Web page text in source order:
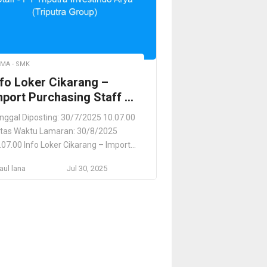
- SMK
Loker Cikarang –
Purchasing Staff –
Triputra Investindo
(Triputra Group)
Diposting: 30/7/2025 10.07.00
Waktu Lamaran: 30/8/2025
Info Loker Cikarang – Import
Arya (Triputra Group) PT
lana Jul 30, 2025